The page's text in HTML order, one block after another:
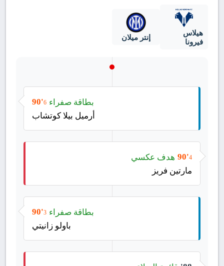
هيلاس
فيرونا
إنتر ميلان
90'6 بطاقة صفراء
أرميل بيلا كوتشاب
90'4
هدف عكسي
مارتين فريز
90'3 بطاقة صفراء
باولو زانيتي